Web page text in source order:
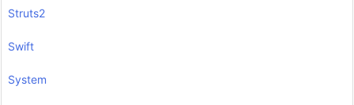
Struts2
Swift
System